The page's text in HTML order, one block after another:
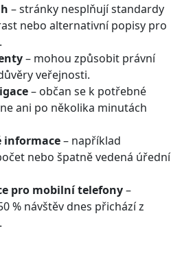
– stránky nesplňují standardy
nebo alternativní popisy pro
– mohou způsobit právní
veřejnosti.
– občan se k potřebné
ani po několika minutách
informace– například
nebo špatně vedená úřední
pro mobilní telefony–
% návštěv dnes přichází z